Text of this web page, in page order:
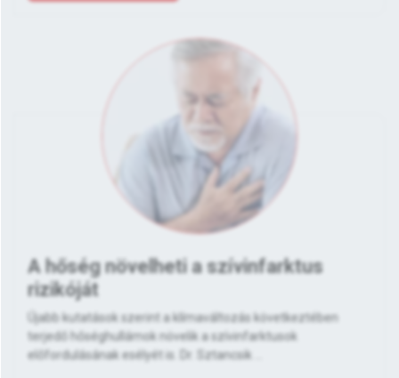
A hőség növelheti a szívinfarktus
rizikóját
Újabb kutatások szerint a klímaváltozás következtében
terjedő hőséghullámok növelik a szívinfarktusok
előfordulásának esélyét is. Dr. Sztancsik ...